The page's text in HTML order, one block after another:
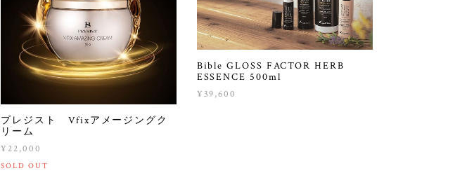
プレジスト Vfixアメージングク
リーム
¥22,000
SOLD OUT
Bible GLOSS FACTOR HERB
ESSENCE 500ml
¥39,600